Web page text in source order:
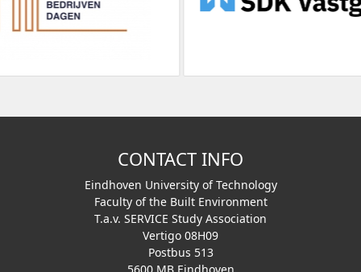
CONTACT INFO
Eindhoven University of Technology
Faculty of the Built Environment
T.a.v. SERVICE Study Association
Vertigo 08H09
Postbus 513